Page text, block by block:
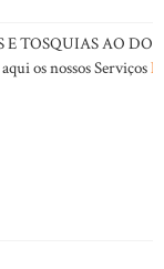
E TOSQUIAS AO
os nossos Serviços